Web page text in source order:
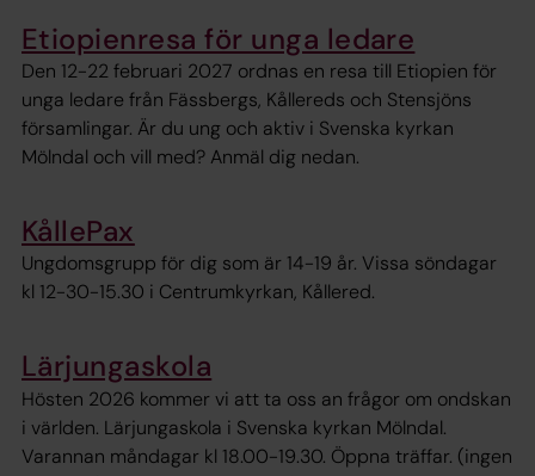
Etiopienresa för unga ledare
Den 12-22 februari 2027 ordnas en resa till Etiopien för
unga ledare från Fässbergs, Kållereds och Stensjöns
församlingar. Är du ung och aktiv i Svenska kyrkan
Mölndal och vill med? Anmäl dig nedan.
KållePax
Ungdomsgrupp för dig som är 14-19 år. Vissa söndagar
kl 12-30-15.30 i Centrumkyrkan, Kållered.
Lärjungaskola
Hösten 2026 kommer vi att ta oss an frågor om ondskan
i världen. Lärjungaskola i Svenska kyrkan Mölndal.
Varannan måndagar kl 18.00-19.30. Öppna träffar. (ingen